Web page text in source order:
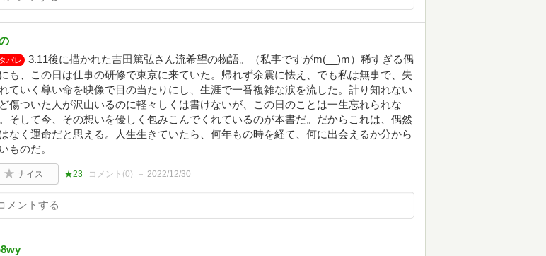
バレ
3.11後に描かれた吉田篤弘さん流希望の物語。（私事ですがm(__)m）稀すぎる偶
も、この日は仕事の研修で東京に来ていた。帰れず余震に怯え、でも私は無事で、失
ていく尊い命を映像で目の当たりにし、生涯で一番複雑な涙を流した。計り知れない
傷ついた人が沢山いるのに軽々しくは書けないが、この日のことは一生忘れられな
そして今、その想いを優しく包みこんでくれているのが本書だ。だからこれは、偶然
なく運命だと思える。人生生きていたら、何年もの時を経て、何に出会えるか分から
ものだ。
ナイス ★23 コメント(0) 2022/12/30